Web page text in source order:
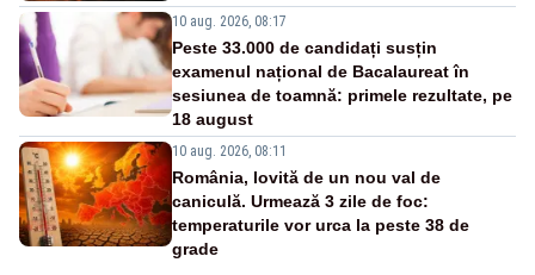
10 aug. 2026, 08:17
Peste 33.000 de candidați susțin
examenul național de Bacalaureat în
sesiunea de toamnă: primele rezultate, pe
18 august
10 aug. 2026, 08:11
România, lovită de un nou val de
caniculă. Urmează 3 zile de foc:
temperaturile vor urca la peste 38 de
grade